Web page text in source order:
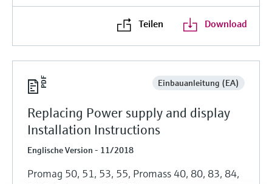
Teilen Download
Einbauanleitung (EA)
Replacing Power supply and display
Installation Instructions
Englische Version - 11/2018
Promag 50, 51, 53, 55, Promass 40, 80, 83, 84,